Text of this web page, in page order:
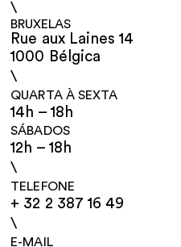
\
BRUXELAS
Rue aux Laines 14
1000 Bélgica
\
QUARTA À SEXTA
14h – 18h
SÁBADOS
12h – 18h
\
TELEFONE
+ 32 2 387 16 49
\
E-MAIL